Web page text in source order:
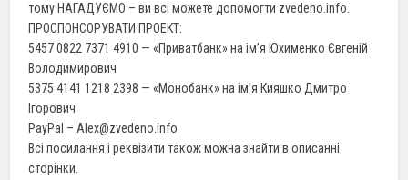
тому НАГАДУЄМО – ви всі можете допомогти zvedeno.info.
ПРОСПОНСОРУВАТИ ПРОЕКТ:
5457 0822 7371 4910 — «Приватбанк» на ім’я Юхименко Євгеній
Володимирович
5375 4141 1218 2398 — «Монобанк» на ім’я Кияшко Дмитро
Ігорович
PayPal – Alex@zvedeno.info
Всі посилання і реквізити також можна знайти в описанні
сторінки.